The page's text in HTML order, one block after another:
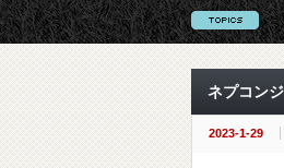
ネプコン
2023-1-29